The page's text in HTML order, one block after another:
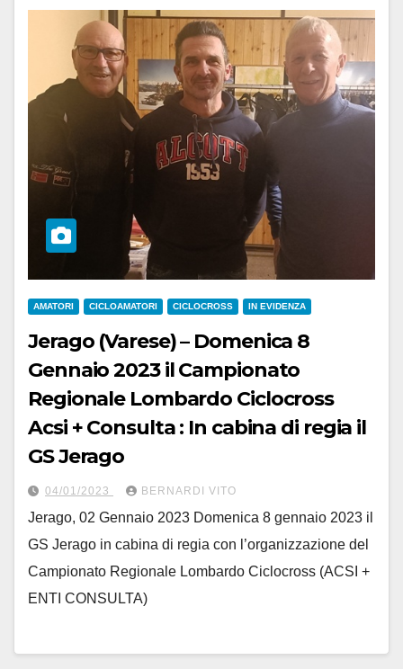
AMATORI CICLOAMATORI CICLOCROSS IN EVIDENZA
Jerago (Varese) – Domenica 8
Gennaio 2023 il Campionato
Regionale Lombardo Ciclocross
Acsi + Consulta : In cabina di regia il
GS Jerago
04/01/2023 BERNARDI VITO
Jerago, 02 Gennaio 2023 Domenica 8 gennaio 2023 il
GS Jerago in cabina di regia con l’organizzazione del
Campionato Regionale Lombardo Ciclocross (ACSI +
ENTI CONSULTA)